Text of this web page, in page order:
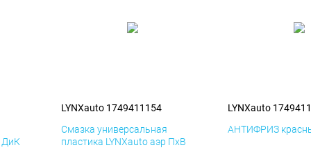
ДиК
LYNXauto 1749411154
Смазка универсальная
пластика LYNXauto аэр ПхВ
LYNXauto
АНТИФРИЗ